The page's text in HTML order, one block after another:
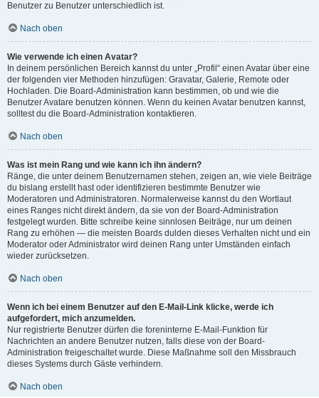
Benutzer zu Benutzer unterschiedlich ist.
Nach oben
Wie verwende ich einen Avatar?
In deinem persönlichen Bereich kannst du unter „Profil“ einen Avatar über eine
der folgenden vier Methoden hinzufügen: Gravatar, Galerie, Remote oder
Hochladen. Die Board-Administration kann bestimmen, ob und wie die
Benutzer Avatare benutzen können. Wenn du keinen Avatar benutzen kannst,
solltest du die Board-Administration kontaktieren.
Nach oben
Was ist mein Rang und wie kann ich ihn ändern?
Ränge, die unter deinem Benutzernamen stehen, zeigen an, wie viele Beiträge
du bislang erstellt hast oder identifizieren bestimmte Benutzer wie
Moderatoren und Administratoren. Normalerweise kannst du den Wortlaut
eines Ranges nicht direkt ändern, da sie von der Board-Administration
festgelegt wurden. Bitte schreibe keine sinnlosen Beiträge, nur um deinen
Rang zu erhöhen — die meisten Boards dulden dieses Verhalten nicht und ein
Moderator oder Administrator wird deinen Rang unter Umständen einfach
wieder zurücksetzen.
Nach oben
Wenn ich bei einem Benutzer auf den E-Mail-Link klicke, werde ich
aufgefordert, mich anzumelden.
Nur registrierte Benutzer dürfen die foreninterne E-Mail-Funktion für
Nachrichten an andere Benutzer nutzen, falls diese von der Board-
Administration freigeschaltet wurde. Diese Maßnahme soll den Missbrauch
dieses Systems durch Gäste verhindern.
Nach oben